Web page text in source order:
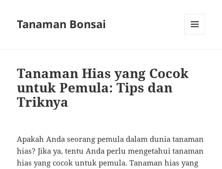
Tanaman Bonsai
Tanaman Hias yang Cocok
untuk Pemula: Tips dan
Triknya
Apakah Anda seorang pemula dalam dunia tanaman
hias? Jika ya, tentu Anda perlu mengetahui tanaman
hias yang cocok untuk pemula. Tanaman hias yang